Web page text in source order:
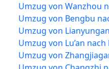
Umzug von Wanzhou
Umzug von Bengbu
Umzug von
Umzug von Lu’an nach
Umzug von